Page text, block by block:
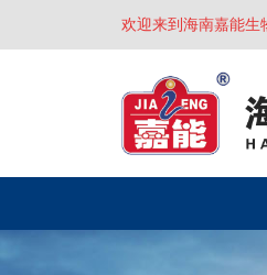
欢迎来到海南嘉能生